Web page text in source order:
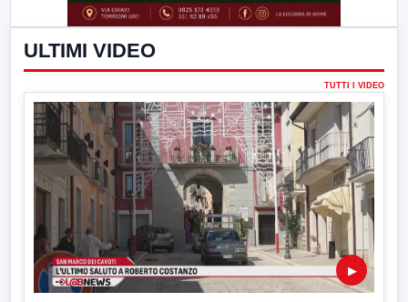
ULTIMI VIDEO
TUTTI I VIDEO
▶